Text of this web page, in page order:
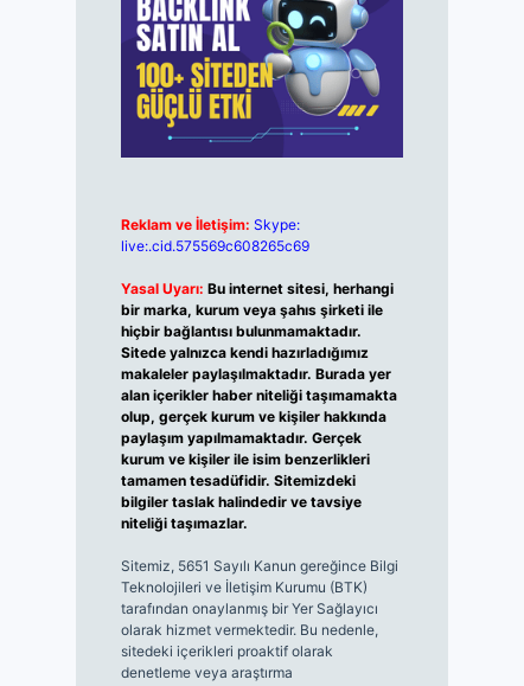
Reklam ve İletişim: Skype:
live:.cid.575569c608265c69
Yasal Uyarı: Bu internet sitesi, herhangi
bir marka, kurum veya şahıs şirketi ile
hiçbir bağlantısı bulunmamaktadır.
Sitede yalnızca kendi hazırladığımız
makaleler paylaşılmaktadır. Burada yer
alan içerikler haber niteliği taşımamakta
olup, gerçek kurum ve kişiler hakkında
paylaşım yapılmamaktadır. Gerçek
kurum ve kişiler ile isim benzerlikleri
tamamen tesadüfidir. Sitemizdeki
bilgiler taslak halindedir ve tavsiye
niteliği taşımazlar.
Sitemiz, 5651 Sayılı Kanun gereğince Bilgi
Teknolojileri ve İletişim Kurumu (BTK)
tarafından onaylanmış bir Yer Sağlayıcı
olarak hizmet vermektedir. Bu nedenle,
sitedeki içerikleri proaktif olarak
denetleme veya araştırma